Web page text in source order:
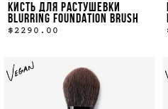
КИСТЬ ДЛЯ РАСТУШЕВКИ
BLURRING FOUNDATION BRUSH
$2290.00